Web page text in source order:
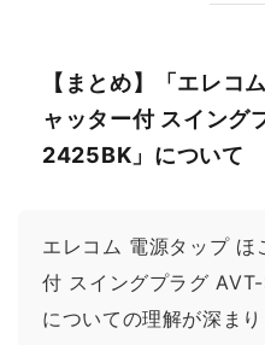
【まとめ】「エレコ
ャッター付 スイン
2425BK」について
エレコム 電源タップ ほ
付 スイングプラグ
についての理解が深まり